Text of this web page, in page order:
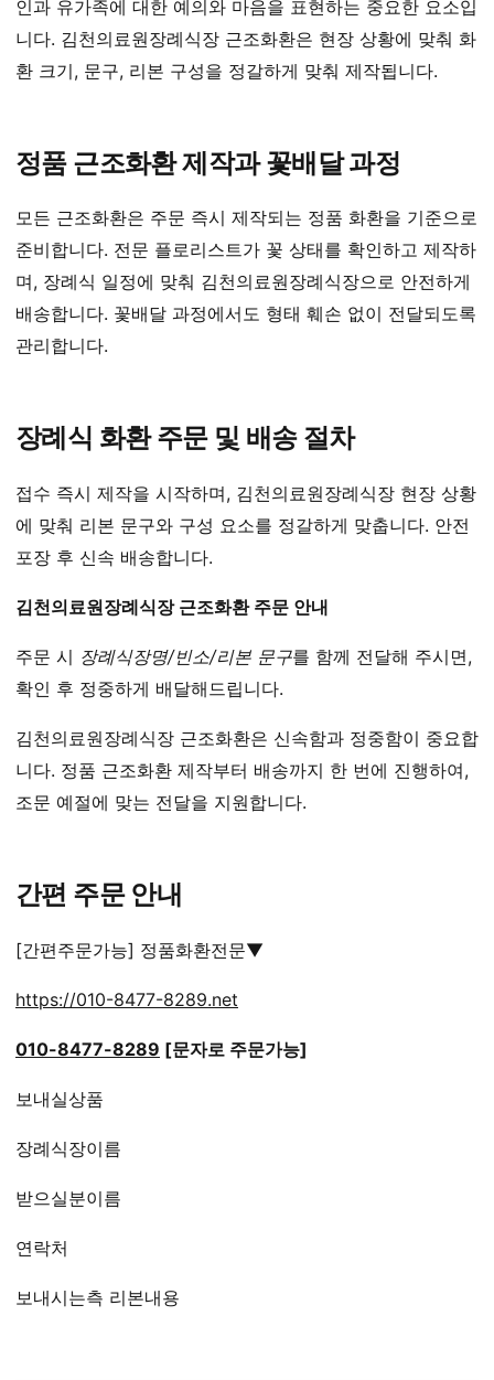
인과 유가족에 대한 예의와 마음을 표현하는 중요한 요소입
니다. 김천의료원장례식장 근조화환은 현장 상황에 맞춰 화
환 크기, 문구, 리본 구성을 정갈하게 맞춰 제작됩니다.
정품 근조화환 제작과 꽃배달 과정
모든 근조화환은 주문 즉시 제작되는 정품 화환을 기준으로
준비합니다. 전문 플로리스트가 꽃 상태를 확인하고 제작하
며, 장례식 일정에 맞춰 김천의료원장례식장으로 안전하게
배송합니다. 꽃배달 과정에서도 형태 훼손 없이 전달되도록
관리합니다.
장례식 화환 주문 및 배송 절차
접수 즉시 제작을 시작하며, 김천의료원장례식장 현장 상황
에 맞춰 리본 문구와 구성 요소를 정갈하게 맞춥니다. 안전
포장 후 신속 배송합니다.
김천의료원장례식장 근조화환 주문 안내
주문 시 장례식장명/빈소/리본 문구를 함께 전달해 주시면,
확인 후 정중하게 배달해드립니다.
김천의료원장례식장 근조화환은 신속함과 정중함이 중요합
니다. 정품 근조화환 제작부터 배송까지 한 번에 진행하여,
조문 예절에 맞는 전달을 지원합니다.
간편 주문 안내
[간편주문가능] 정품화환전문▼
https://010-8477-8289.net
010-8477-8289 [문자로 주문가능]
보내실상품
장례식장이름
받으실분이름
연락처
보내시는측 리본내용